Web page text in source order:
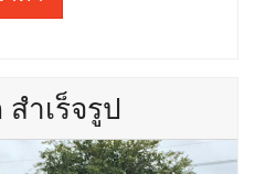
ำเร็จรูป